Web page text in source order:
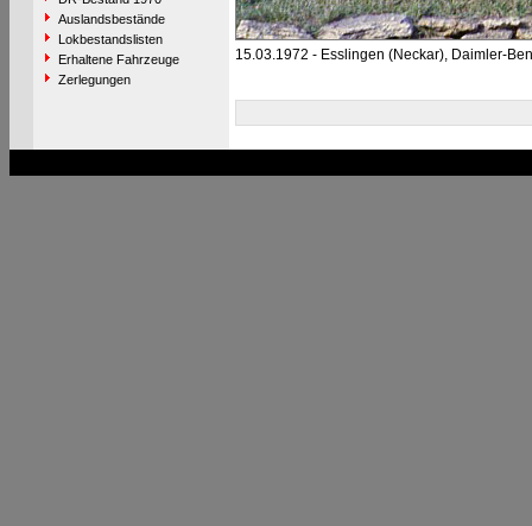
Auslandsbestände
Lokbestandslisten
Erhaltene Fahrzeuge
Zerlegungen
15.03.1972 - Esslingen (Neckar), Daimler-